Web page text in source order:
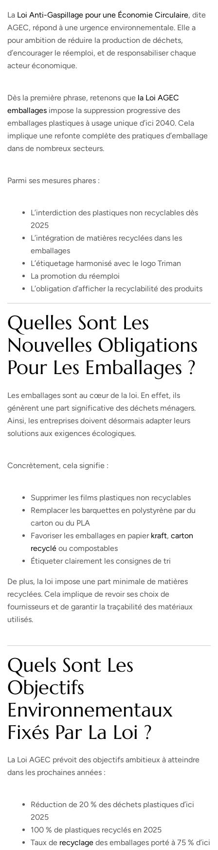
La Loi Anti-Gaspillage pour une Économie Circulaire, dite
AGEC, répond à une urgence environnementale. Elle a
pour ambition de réduire la production de déchets,
d’encourager le réemploi, et de responsabiliser chaque
acteur économique.
Dès la première phrase, retenons que la Loi AGEC
emballages impose la suppression progressive des
emballages plastiques à usage unique d’ici 2040. Cela
implique une refonte complète des pratiques d’emballage
dans de nombreux secteurs.
Parmi ses mesures phares :
L’interdiction des plastiques non recyclables dès
2025
L’intégration de matières recyclées dans les
emballages
L’étiquetage harmonisé avec le logo Triman
La promotion du réemploi
L’obligation d’afficher la recyclabilité des produits
Quelles Sont Les
Nouvelles Obligations
Pour Les Emballages ?
Les emballages sont au cœur de la loi. En effet, ils
génèrent une part significative des déchets ménagers.
Ainsi, les entreprises doivent désormais adapter leurs
solutions aux exigences écologiques.
Concrètement, cela signifie :
Supprimer les films plastiques non recyclables
Remplacer les barquettes en polystyrène par du
carton ou du PLA
Favoriser les emballages en papier kraft, carton
recyclé ou compostables
Étiqueter clairement les consignes de tri
De plus, la loi impose une part minimale de matières
recyclées. Cela implique de revoir ses choix de
fournisseurs et de garantir la traçabilité des matériaux
utilisés.
Quels Sont Les
Objectifs
Environnementaux
Fixés Par La Loi ?
La Loi AGEC prévoit des objectifs ambitieux à atteindre
dans les prochaines années :
Réduction de 20 % des déchets plastiques d’ici
2025
100 % de plastiques recyclés en 2025
Taux de recyclage des emballages porté à 75 % d’ici